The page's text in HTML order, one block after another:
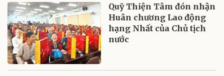
Quỹ Thiện Tâm đón nhận
Huân chương Lao động
hạng Nhất của Chủ tịch
nước